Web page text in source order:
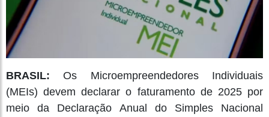
BRASIL:Os Microempreendedores Individuais
(MEIs) devem declarar o faturamento de 2025 por
meio da Declaração Anual do Simples Nacional